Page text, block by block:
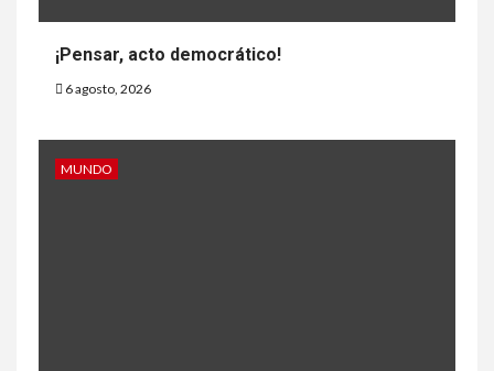
¡Pensar, acto democrático!
6 agosto, 2026
MUNDO